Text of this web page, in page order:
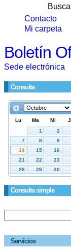
Contacto
Mi carpeta
Boletín
Sede electrónica
Consulta
Consulta simple
Servicios